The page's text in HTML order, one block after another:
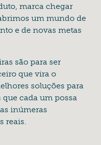
marca chegar
um mundo de
e de novas metas
são para ser
que vira o
soluções para
cada um possa
inúmeras
reais.